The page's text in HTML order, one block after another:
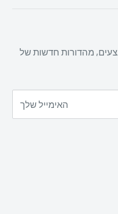
מהדורות חדשות של
האימייל שלך